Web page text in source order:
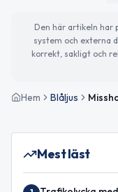
Den här artikeln har
system och externa
korrekt, sakligt och
Hem Blåljus
Mest läst